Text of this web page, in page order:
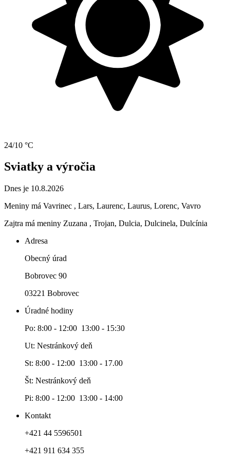
24/10 °C
Sviatky a výročia
Dnes je 10.8.2026
Meniny má Vavrinec , Lars, Laurenc, Laurus, Lorenc, Vavro
Zajtra má meniny Zuzana , Trojan, Dulcia, Dulcinela, Dulcínia
Adresa
Obecný úrad
Bobrovec 90
03221 Bobrovec
Úradné hodiny
Po: 8:00 - 12:00 13:00 - 15:30
Ut: Nestránkový deň
St: 8:00 - 12:00 13:00 - 17.00
Št: Nestránkový deň
Pi: 8:00 - 12:00 13:00 - 14:00
Kontakt
+421 44 5596501
+421 911 634 355